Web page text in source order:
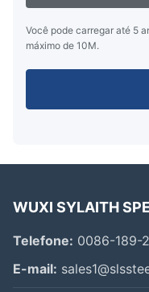
Você pode carregar até 5
máximo de 10M.
WUXI SYLAITH
Telefone: 0086-189-
E-mail: